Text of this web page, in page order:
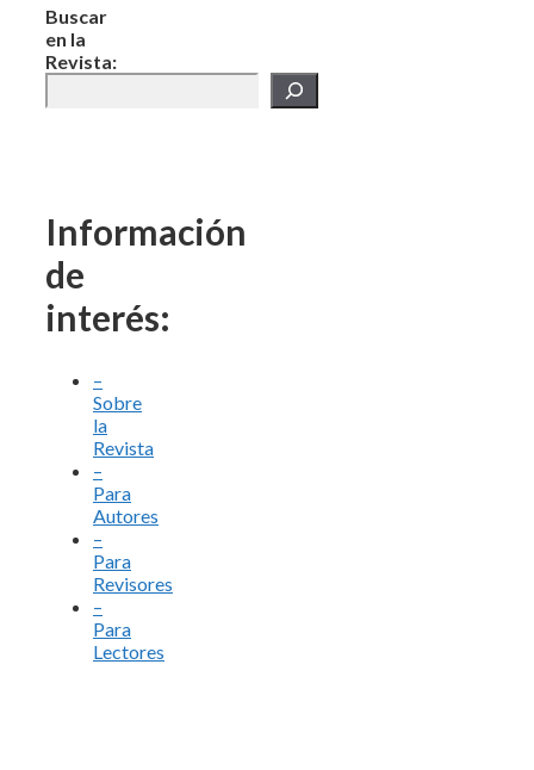
Buscar
en la
Revista:
Información
de
interés:
–
Sobre
la
Revista
–
Para
Autores
–
Para
Revisores
–
Para
Lectores